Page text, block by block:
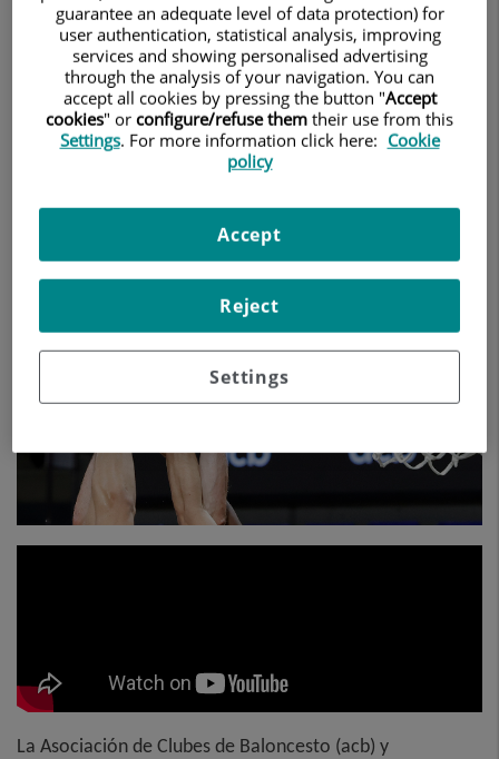
Estará presente en todos los partidos
de la Liga Endesa, la Supercopa
Endesa y la Copa del Rey en las tres
siguientes campañas.
La Asociación de Clubes de Baloncesto (acb) y
guarantee an adequate level of data protection) for
user authentication, statistical analysis, improving
services and showing personalised advertising
through the analysis of your navigation. You can
accept all cookies by pressing the button "Accept
cookies" or configure/refuse them their use from this
Settings. For more information click here: Cookie
policy
Settings
Reject
Accept